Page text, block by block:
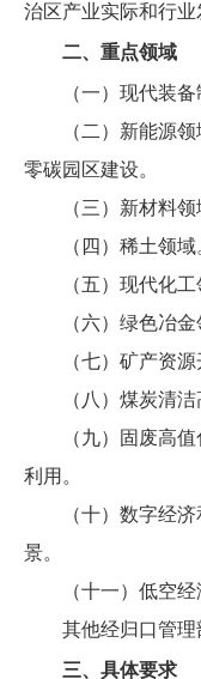
治区产业实际和行
二、重点领域
（一）现代装
（二）新能源
零碳园区建设。
（三）新材料
（四）稀土领
（五）现代化
（六）绿色冶
（七）矿产资
（八）煤炭清
（九）固废高
利用。
（十）数字经
景。
（十一）低空
其他经归口管
三、具体要求